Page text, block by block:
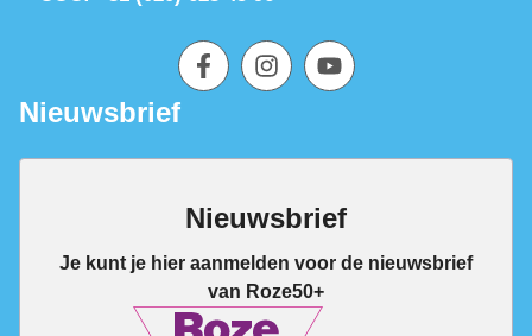
Nieuwsbrief
Nieuwsbrief
Je kunt je hier aanmelden voor de nieuwsbrief
van Roze50+